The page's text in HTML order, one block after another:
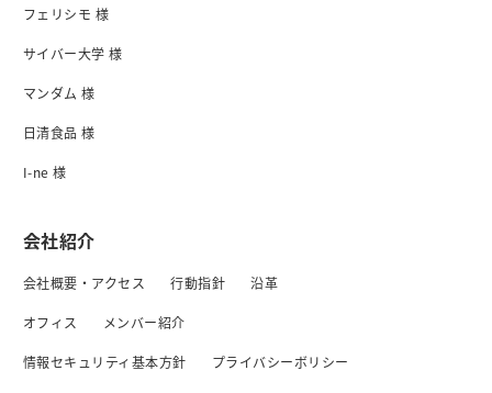
フェリシモ 様
サイバー大学 様
マンダム 様
日清食品 様
I-ne 様
会社紹介
会社概要・アクセス 行動指針 沿革
オフィス メンバー紹介
情報セキュリティ基本方針 プライバシーボリシー